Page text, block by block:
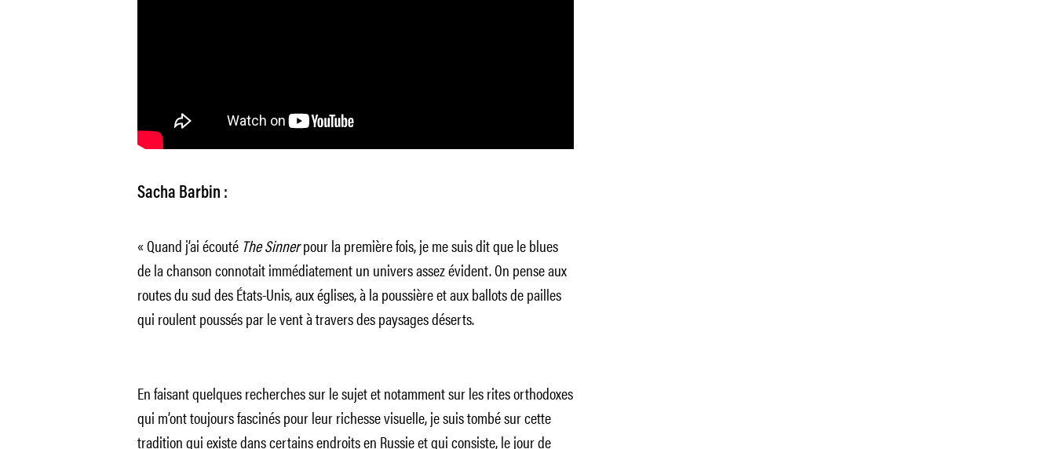
Sacha Barbin :
« Quand j’ai écouté The Sinnerpour la première fois, je me suis dit que le blues
de la chanson connotait immédiatement un univers assez évident. On pense aux
routes du sud des États-Unis, aux églises, à la poussière et aux ballots de pailles
qui roulent poussés par le vent à travers des paysages déserts.
En faisant quelques recherches sur le sujet et notamment sur les rites orthodoxes
qui m’ont toujours fascinés pour leur richesse visuelle, je suis tombé sur cette
tradition qui existe dans certains endroits en Russie et qui consiste, le jour de